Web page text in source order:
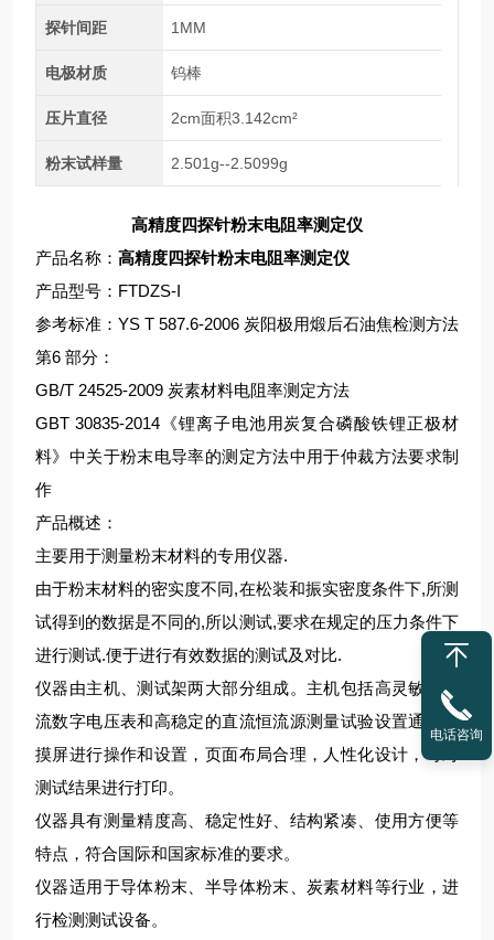
探针间距 1MM
电极材质 钨棒
压片直径 2cm面积3.142cm²
粉末试样量 2.501g--2.5099g
高精度四探针粉末电阻率测定仪
产品名称： 高精度四探针粉末电阻率测定仪
产品型号：FTDZS-I
参考标准：YS T 587.6-2006 炭阳极用煅后石油焦检测方法
第6 部分：
GB/T 24525-2009 炭素材料电阻率测定方法
GBT 30835-2014《锂离子电池用炭复合磷酸铁锂正极材
料》中关于粉末电导率的测定方法中用于仲裁方法要求制
作
产品概述：
主要用于测量粉末材料的专用仪器.
由于粉末材料的密实度不同,在松装和振实密度条件下,所测
试得到的数据是不同的,所以测试,要求在规定的压力条件下
进行测试.便于进行有效数据的测试及对比.
仪器由主机、测试架两大部分组成。主机包括高灵敏的直
流数字电压表和高稳定的直流恒流源测量试验设置通过触
摸屏进行操作和设置，页面布局合理，人性化设计，可对
测试结果进行打印。
仪器具有测量精度高、稳定性好、结构紧凑、使用方便等
特点，符合国际和国家标准的要求。
仪器适用于导体粉末、半导体粉末、炭素材料等行业，进
行检测测试设备。
电话咨询